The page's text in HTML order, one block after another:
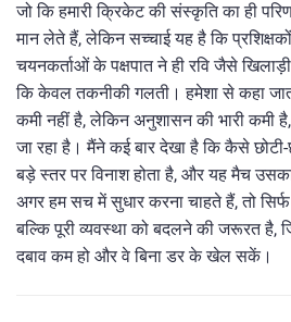
जो कि हमारी क्रिकेट की संस्कृति का ही
मान लेते हैं, लेकिन सच्चाई यह है कि
चयनकर्ताओं के पक्षपात ने ही रवि जैसे
कि केवल तकनीकी गलती। हमेशा से कहा
कमी नहीं है, लेकिन अनुशासन की भारी कमी
जा रहा है। मैंने कई बार देखा है कि कैसे छोटी-
बड़े स्तर पर विनाश होता है, और यह मैच
अगर हम सच में सुधार करना चाहते हैं, तो
बल्कि पूरी व्यवस्था को बदलने की जरूरत है,
दबाव कम हो और वे बिना डर के खेल सकें।